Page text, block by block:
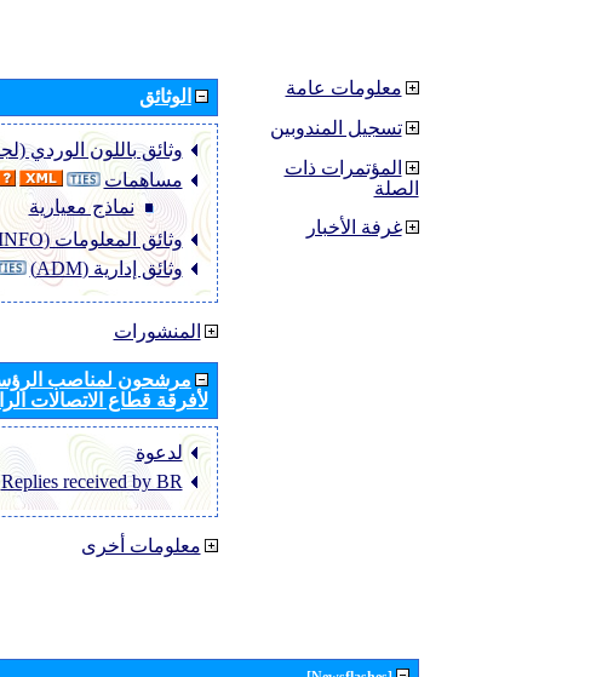
الوثائق
وثائق باللون الوردي
مساهمات
نماذج معيارية
وثائق المعلومات (INFO)
وثائق إدارية (ADM)
المنشورات
مرشحون لمناصب
لأفرقة قطاع الاتصالات
لدعوة
Replies received by BR
معلومات أخرى
معلومات عامة
تسجيل المندوبين
المؤتمرات ذات
الصلة
غرفة الأخبار